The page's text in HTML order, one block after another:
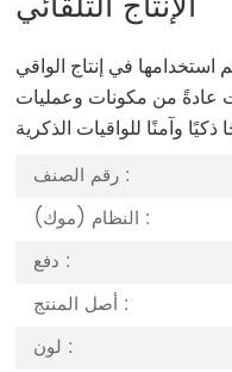
استخدامها في إنتاج الواقي
عادةً من مكونات وعمليات
رقم الصنف :
النظام (موك) :
دفع :
أصل المنتج :
لون :